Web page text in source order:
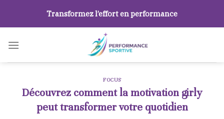
content
Transformez l’effort en performance
FOCUS
Découvrez comment la motivation girly
peut transformer votre quotidien